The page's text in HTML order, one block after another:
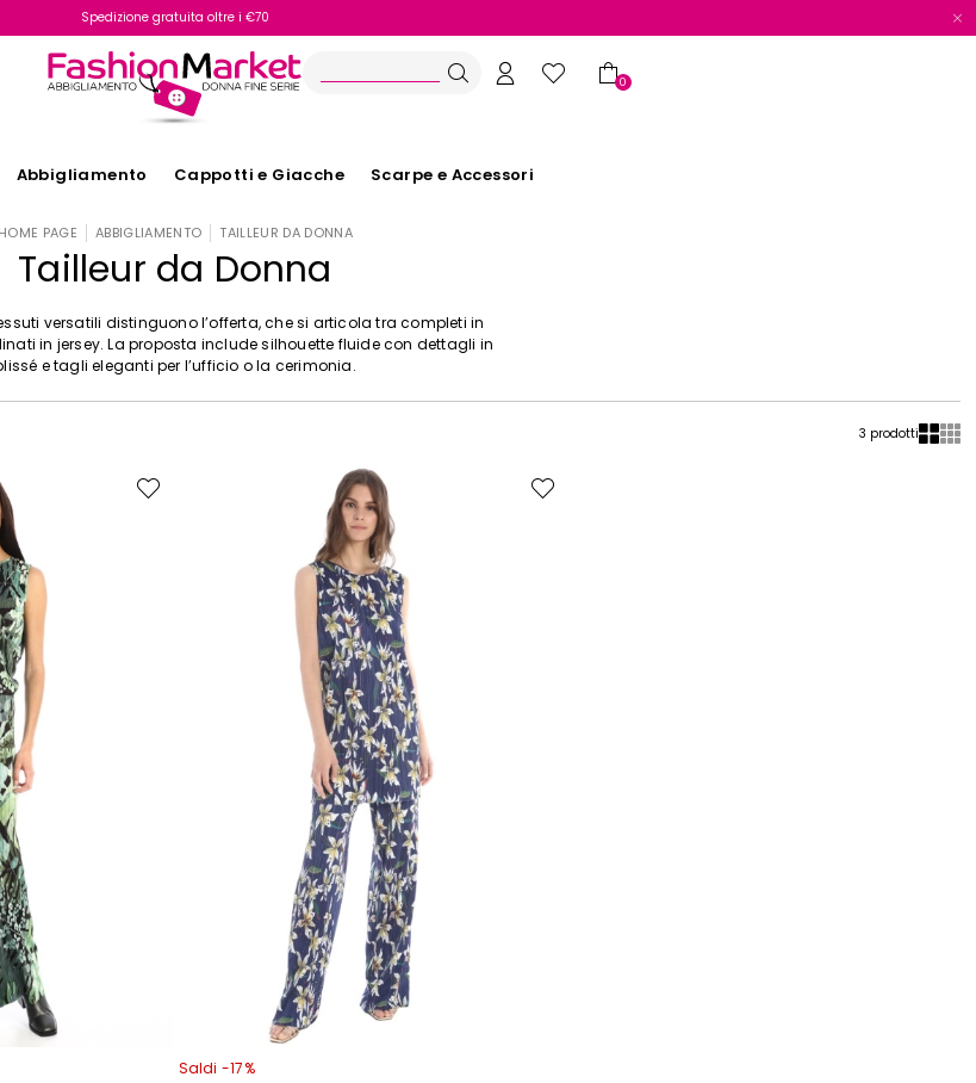
Reso facile e veloce
Spedizione gratuita oltre i €70
0
Abbigliamento Cappotti e Giacche Scarpe e Accessori
HOME PAGE ABBIGLIAMENTO TAILLEUR DA DONNA
Tailleur da Donna
versatili distinguono l’offerta, che si articola tra completi in
in jersey. La proposta include silhouette fluide con dettagli in
e tagli eleganti per l’ufficio o la cerimonia.
3 prodotti
Sposta
Saldi -17%
Sposta